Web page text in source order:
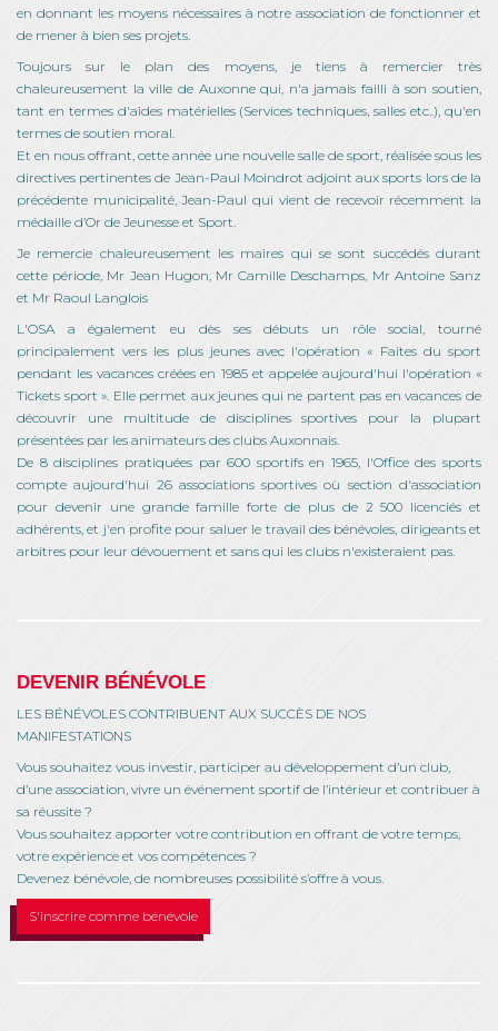
en donnant les moyens nécessaires à notre association de fonctionner et
de mener à bien ses projets.
Toujours sur le plan des moyens, je tiens à remercier très
chaleureusement la ville de Auxonne qui, n'a jamais failli à son soutien,
tant en termes d'aides matérielles (Services techniques, salles etc..), qu'en
termes de soutien moral.
Et en nous offrant, cette année une nouvelle salle de sport, réalisée sous les
directives pertinentes de Jean-Paul Moindrot adjoint aux sports lors de la
précédente municipalité, Jean-Paul qui vient de recevoir récemment la
médaille d’Or de Jeunesse et Sport.
Je remercie chaleureusement les maires qui se sont succédés durant
cette période, Mr Jean Hugon, Mr Camille Deschamps, Mr Antoine Sanz
et Mr Raoul Langlois
L'OSA a également eu dès ses débuts un rôle social, tourné
principalement vers les plus jeunes avec l'opération « Faites du sport
pendant les vacances créées en 1985 et appelée aujourd'hui l'opération «
Tickets sport ». Elle permet aux jeunes qui ne partent pas en vacances de
découvrir une multitude de disciplines sportives pour la plupart
présentées par les animateurs des clubs Auxonnais.
De 8 disciplines pratiquées par 600 sportifs en 1965, l'Office des sports
compte aujourd'hui 26 associations sportives où section d'association
pour devenir une grande famille forte de plus de 2 500 licenciés et
adhérents, et j'en profite pour saluer le travail des bénévoles, dirigeants et
arbitres pour leur dévouement et sans qui les clubs n'existeraient pas.
DEVENIR BÉNÉVOLE
LES BÉNÉVOLES CONTRIBUENT AUX SUCCÈS DE NOS
MANIFESTATIONS
Vous souhaitez vous investir, participer au développement d’un club,
d’une association, vivre un événement sportif de l’intérieur et contribuer à
sa réussite ?
Vous souhaitez apporter votre contribution en offrant de votre temps,
votre expérience et vos compétences ?
Devenez bénévole, de nombreuses possibilité s’offre à vous.
S'inscrire comme bénévole